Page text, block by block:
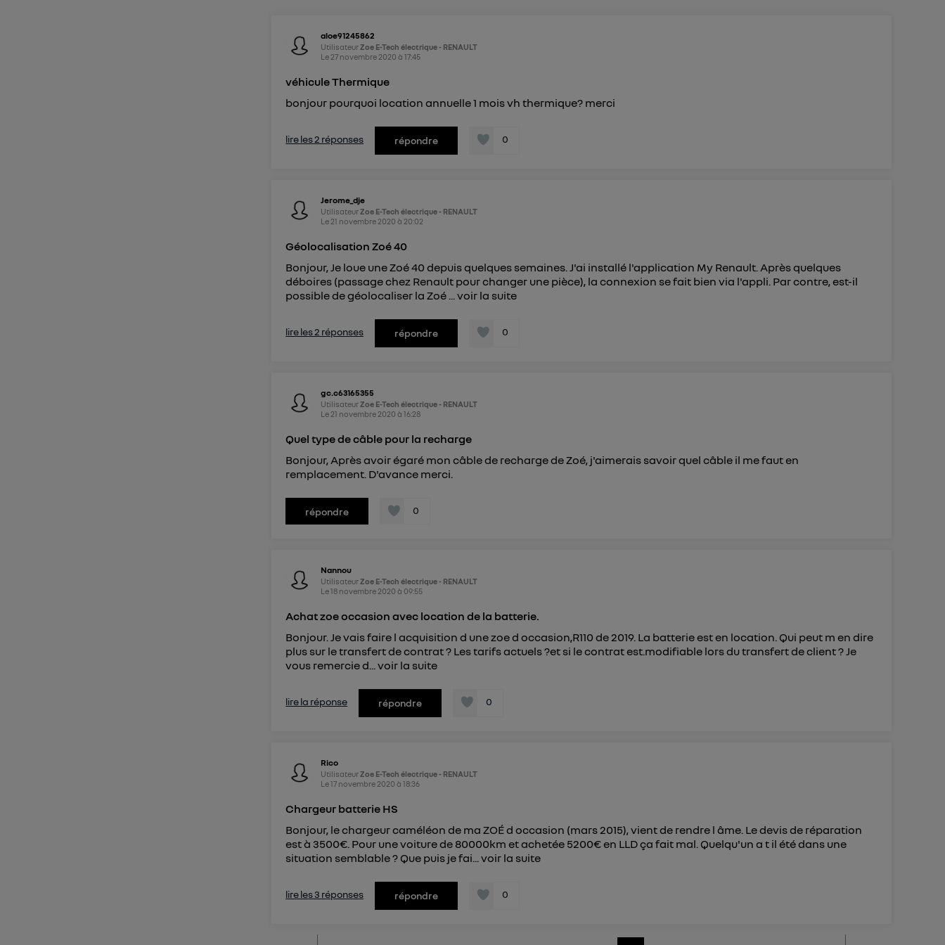
aloe91245862
UtilisateurZoe E-Tech électrique - RENAULT
Le 27 novembre 2020 à17:45
véhicule Thermique
bonjour pourquoi location annuelle 1 mois vh thermique? merci
lire les 2 réponses répondre 0
Jerome_dje
UtilisateurZoe E-Tech électrique - RENAULT
Le 21 novembre 2020 à 20:02
Géolocalisation Zoé 40
Bonjour, Je loue une Zoé 40 depuis quelques semaines. J'ai installé l'application My Renault. Après quelques
déboires (passage chez Renault pour changer une pièce), la connexion se fait bien via l'appli. Par contre, est-il
possible de géolocaliser la Zoé ...voir la suite
lire les 2 réponses répondre 0
gc.c63165355
UtilisateurZoe E-Tech électrique - RENAULT
Le 21 novembre 2020 à16:28
Quel type de câble pour la recharge
Bonjour, Après avoir égaré mon câble de recharge de Zoé, j'aimerais savoir quel câble il me faut en
remplacement. D'avance merci.
répondre 0
Nannou
UtilisateurZoe E-Tech électrique - RENAULT
Le18 novembre 2020 à 09:55
Achat zoe occasion avec location de la batterie.
Bonjour. Je vais faire l acquisition d une zoe d occasion,R110 de 2019. La batterie est en location. Qui peut m en dire
plus sur le transfert de contrat ? Les tarifs actuels ?et si le contrat est.modifiable lors du transfert de client ? Je
vous remercie d...voir la suite
lire la réponse répondre 0
Rico
UtilisateurZoe E-Tech électrique - RENAULT
Le17 novembre 2020 à18:36
Chargeur batterie HS
Bonjour, le chargeur caméléon de ma ZOÉ d occasion (mars 2015), vient de rendre l âme. Le devis de réparation
est à 3500€. Pour une voiture de 80000km et achetée 5200€ en LLD ça fait mal. Quelqu'un a t il été dans une
situation semblable ? Que puis je fai...voir la suite
lire les 3 réponses répondre 0
d'informations, veuillez consulter
personnelles d'Utiq